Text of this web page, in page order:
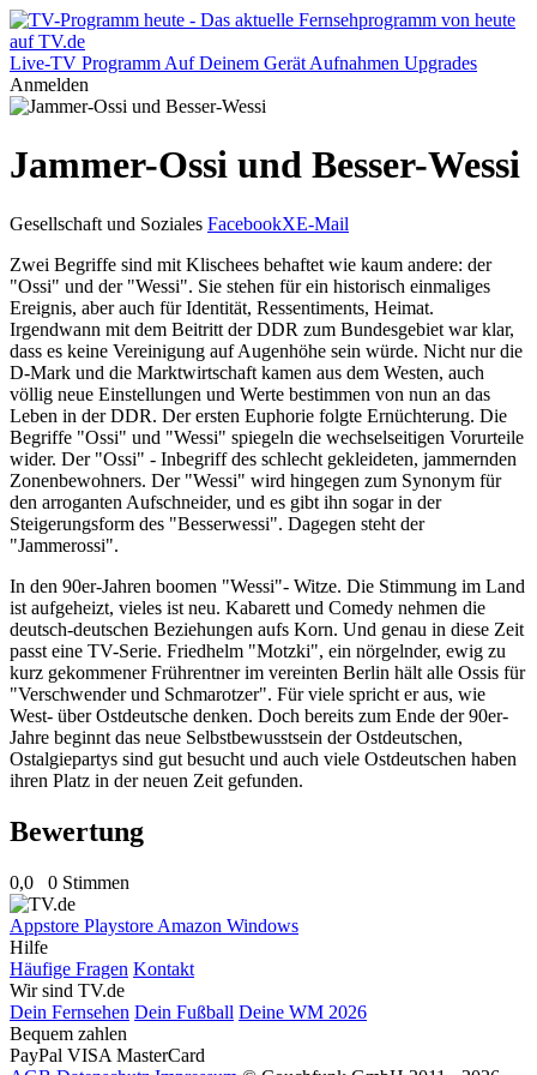
Live-TV Programm Auf Deinem Gerät Aufnahmen Upgrades
Anmelden
Jammer-Ossi und Besser-Wessi
Gesellschaft und Soziales FacebookXE-Mail
Zwei Begriffe sind mit Klischees behaftet wie kaum andere: der
"Ossi" und der "Wessi". Sie stehen für ein historisch einmaliges
Ereignis, aber auch für Identität, Ressentiments, Heimat.
Irgendwann mit dem Beitritt der DDR zum Bundesgebiet war klar,
dass es keine Vereinigung auf Augenhöhe sein würde. Nicht nur die
D-Mark und die Marktwirtschaft kamen aus dem Westen, auch
völlig neue Einstellungen und Werte bestimmen von nun an das
Leben in der DDR. Der ersten Euphorie folgte Ernüchterung. Die
Begriffe "Ossi" und "Wessi" spiegeln die wechselseitigen Vorurteile
wider. Der "Ossi" - Inbegriff des schlecht gekleideten, jammernden
Zonenbewohners. Der "Wessi" wird hingegen zum Synonym für
den arroganten Aufschneider, und es gibt ihn sogar in der
Steigerungsform des "Besserwessi". Dagegen steht der
"Jammerossi".
In den 90er-Jahren boomen "Wessi"- Witze. Die Stimmung im Land
ist aufgeheizt, vieles ist neu. Kabarett und Comedy nehmen die
deutsch-deutschen Beziehungen aufs Korn. Und genau in diese Zeit
passt eine TV-Serie. Friedhelm "Motzki", ein nörgelnder, ewig zu
kurz gekommener Frührentner im vereinten Berlin hält alle Ossis für
"Verschwender und Schmarotzer". Für viele spricht er aus, wie
West- über Ostdeutsche denken. Doch bereits zum Ende der 90er-
Jahre beginnt das neue Selbstbewusstsein der Ostdeutschen,
Ostalgiepartys sind gut besucht und auch viele Ostdeutschen haben
ihren Platz in der neuen Zeit gefunden.
Bewertung
0,0 0 Stimmen
Appstore Playstore Amazon Windows
Hilfe
Häufige Fragen Kontakt
Wir sind TV.de
Dein Fernsehen Dein Fußball Deine WM 2026
Bequem zahlen
PayPal VISA MasterCard